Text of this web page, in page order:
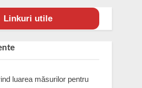
Linkuri utile
luarea măsurilor pentru